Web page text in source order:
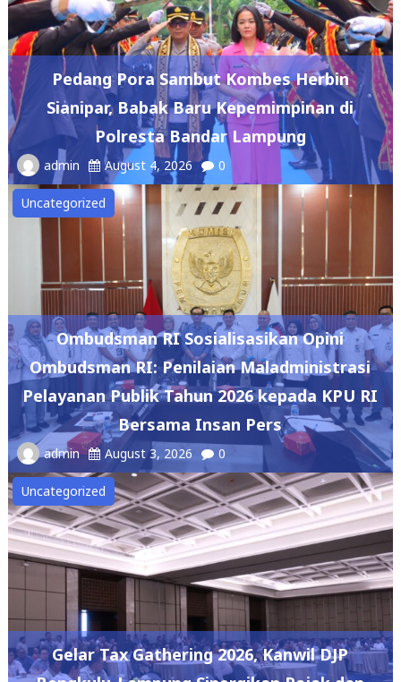
Pedang Pora Sambut Kombes Herbin
Sianipar, Babak Baru Kepemimpinan di
Polresta Bandar Lampung
admin August 4, 2026 0
Uncategorized
Ombudsman RI Sosialisasikan Opini
Ombudsman RI: Penilaian Maladministrasi
Pelayanan Publik Tahun 2026 kepada KPU RI
Bersama Insan Pers
admin August 3, 2026 0
Uncategorized
Gelar Tax Gathering 2026, Kanwil DJP